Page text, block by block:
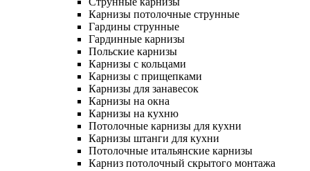
Карнизы потолочные струнные
Гардины струнные
Гардинные карнизы
Польские карнизы
Карнизы с кольцами
Карнизы с прищепками
Карнизы для занавесок
Карнизы на окна
Карнизы на кухню
Потолочные карнизы для кухни
Карнизы штанги для кухни
Потолочные итальянские карнизы
Карниз потолочный скрытого монтажа